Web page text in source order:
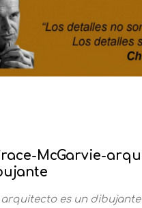
arquitecto es un dibujante